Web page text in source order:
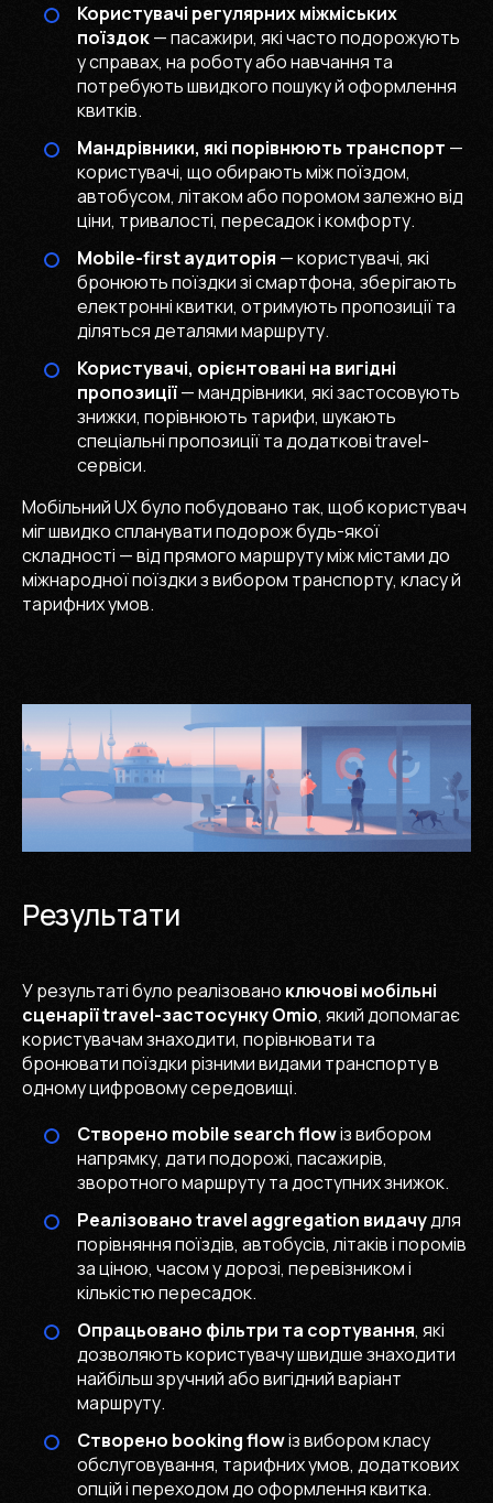
Користувачі регулярних міжміських
поїздок— пасажири, які часто подорожують
у справах, на роботу або навчання та
потребують швидкого пошуку й оформлення
квитків.
Мандрівники, які порівнюють транспорт —
користувачі, що обирають між поїздом,
автобусом, літаком або поромом залежно від
ціни, тривалості, пересадок і комфорту.
Mobile-first аудиторія — користувачі, які
бронюють поїздки зі смартфона, зберігають
електронні квитки, отримують пропозиції та
діляться деталями маршруту.
Користувачі, орієнтовані на вигідні
пропозиції— мандрівники, які застосовують
знижки, порівнюють тарифи, шукають
спеціальні пропозиції та додаткові travel-
сервіси.
Мобільний UX було побудовано так, щоб користувач
міг швидко спланувати подорож будь-якої
складності — від прямого маршруту між містами до
міжнародної поїздки з вибором транспорту, класу й
тарифних умов.
Результати
У результаті було реалізовано ключові мобільні
сценарії travel-застосунку Omio, який допомагає
користувачам знаходити, порівнювати та
бронювати поїздки різними видами транспорту в
одному цифровому середовищі.
Створено mobile search flowіз вибором
напрямку, дати подорожі, пасажирів,
зворотного маршруту та доступних знижок.
Реалізовано travel aggregation видачудля
порівняння поїздів, автобусів, літаків і поромів
за ціною, часом у дорозі, перевізником і
кількістю пересадок.
Опрацьовано фільтри та сортування, які
дозволяють користувачу швидше знаходити
найбільш зручний або вигідний варіант
маршруту.
Створено booking flowіз вибором класу
обслуговування, тарифних умов, додаткових
опцій і переходом до оформлення квитка.